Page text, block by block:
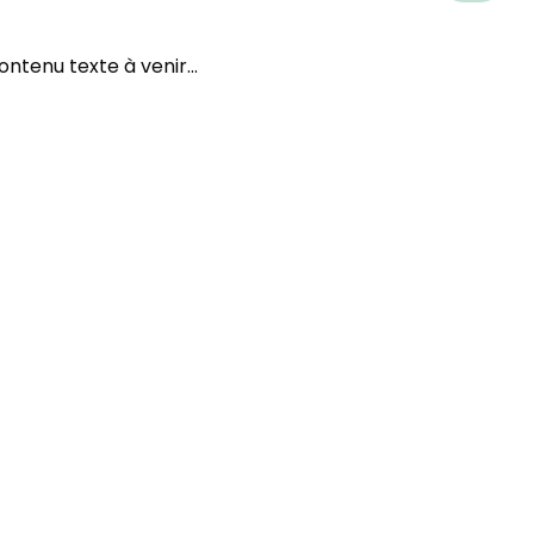
texte à venir...